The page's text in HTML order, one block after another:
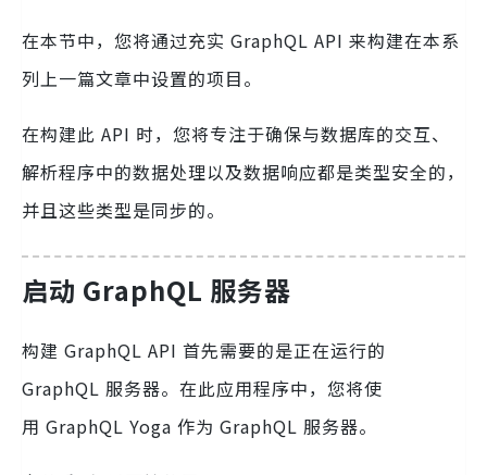
在本节中，您将通过充实 GraphQL API 来构建在本系
列上一篇文章中设置的项目。
在构建此 API 时，您将专注于确保与数据库的交互、
解析程序中的数据处理以及数据响应都是类型安全的，
并且这些类型是同步的。
启动 GraphQL 服务器
构建 GraphQL API 首先需要的是正在运行的
GraphQL 服务器。在此应用程序中，您将使
用 GraphQL Yoga 作为 GraphQL 服务器。